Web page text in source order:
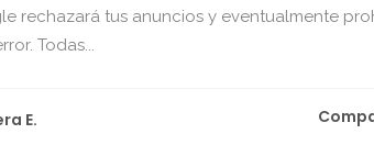
rechazará tus anuncios y eventualmente
Todas...
E.